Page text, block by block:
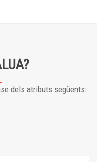
dels atributs següents: